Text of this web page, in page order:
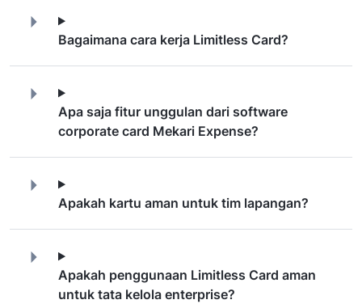
Bagaimana cara kerja Limitless Card?
Apa saja fitur unggulan dari software
corporate card Mekari Expense?
Apakah kartu aman untuk tim lapangan?
Apakah penggunaan Limitless Card aman
untuk tata kelola enterprise?